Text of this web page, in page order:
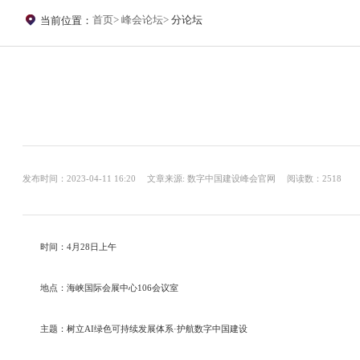
当前位置：首页 峰会论坛 分论坛
发布时间：2023-04-11 16:20 文章来源: 数字中国建设峰会官网 阅读数：2518
时间：4月28日上午
地点：海峡国际会展中心106会议室
主题：树立AI绿色可持续发展体系·护航数字中国建设